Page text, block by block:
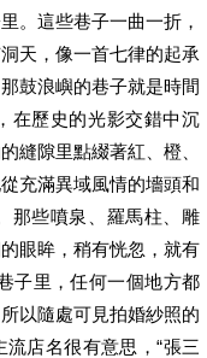
。這些巷子一曲一折，
天，像一首七律的起承
鼓浪嶼的巷子就是時間
在歷史的光影交錯中沉
縫隙里點綴著紅、橙、
充滿異域風情的墻頭和
那些噴泉、羅馬柱、雕
眼眸，稍有恍忽，就有
子里，任何一個地方都
以隨處可見拍婚紗照的
店名很有意思，“張三